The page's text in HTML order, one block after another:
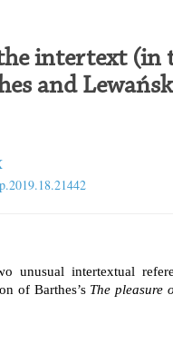
intertext (in
and
unusual intertextual
of Barthes’s The pleasure